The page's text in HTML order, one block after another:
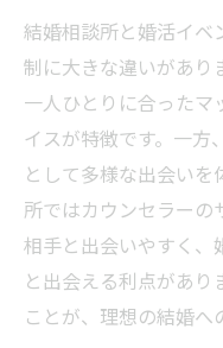
結婚相談所と婚活イベ
制に大きな違いがあり
一人ひとりに合ったマ
イスが特徴です。一方
として多様な出会い
所ではカウンセラーの
相手と出会いやすく、
と出会える利点があ
ことが、理想の結婚へ